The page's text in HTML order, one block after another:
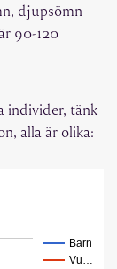
djupsömn
90-120
individer, tänk
alla är olika:
Barn
Vu…